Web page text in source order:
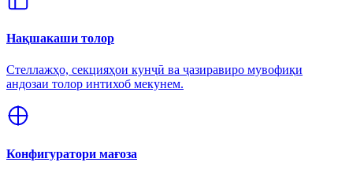
Нақшакаши толор
Стеллажҳо, секцияҳои кунҷӣ ва ҷазиравиро мувофиқи
андозаи толор интихоб мекунем.
Конфигуратори мағоза